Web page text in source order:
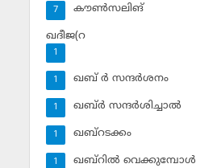
കൗണ്‍സലിങ്‌
7
ഖദീജ(റ
1
ഖബ് ര്‍ സന്ദര്‍ശനം
1
ഖബ്ര്‍ സന്ദര്‍ശിച്ചാല്‍
1
ഖബ്‌റടക്കം
1
ഖബ്‌റില്‍ വെക്കുമ്പോള്‍
1